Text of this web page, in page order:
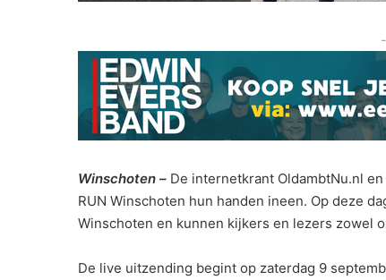
Winschoten – De internetkrant OldambtNu.nl
RUN Winschoten hun handen ineen. Op deze
Winschoten en kunnen kijkers en lezers zowel
De live uitzending begint op zaterdag 9